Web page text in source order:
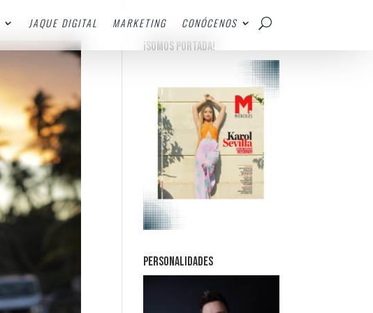
JAQUE DIGITAL MARKETING
CONÓCENOS
¡SOMOS PORTADA!
PERSONALIDADES